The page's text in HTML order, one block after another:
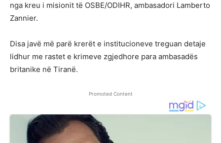
nga kreu i misionit të OSBE/ODIHR, ambasadori Lamberto
Zannier.
Disa javë më parë krerët e institucioneve treguan detaje
lidhur me rastet e krimeve zgjedhore para ambasadës
britanike në Tiranë.
Promoted Content